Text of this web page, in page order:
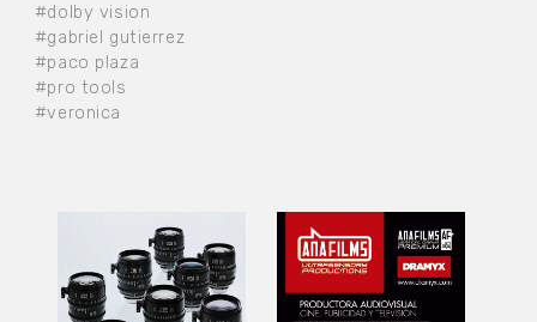
#dolby vision
#gabriel gutierrez
#paco plaza
#pro tools
#veronica